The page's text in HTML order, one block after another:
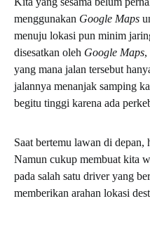
menggunakan Google Maps
menuju lokasi pun minim
disesatkan oleh Google Maps,
yang mana jalan tersebut
jalannya menanjak samping
begitu tinggi karena ada
Saat bertemu lawan di depan,
Namun cukup membuat kita
pada salah satu driver yang
memberikan arahan lokasi